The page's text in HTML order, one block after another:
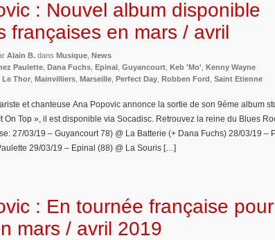
: Nouvel album disponible
françaises en mars / avril
Alain B. dans Musique News
Paulette Dana Fuchs Epinal Guyancourt Keb 'Mo' Kenny Wayne
Le Thor Mainvilliers Marseille Perfect Day Robben Ford Saint Etienne
et chanteuse Ana Popovic annonce la sortie de son 9ème album
On Top », il est disponible via Socadisc. Retrouvez la reine du Blues
27/03/19 – Guyancourt 78) @ La Batterie (+ Dana Fuchs) 28/03/19 –
29/03/19 – Epinal (88) @ La Souris […]
: En tournée française pour
mars / avril 2019